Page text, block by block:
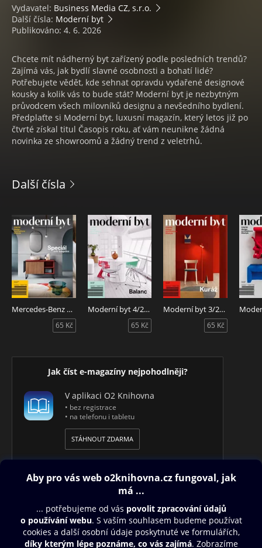
Vydavatel: Business Media CZ, s.r.o.
Další čísla: Moderní byt
Publikováno: 4. 6. 2026
Chcete mít nádherný byt zařízený podle posledních trendů?
Zajímá vás, jak bydlí slavné osobnosti a bohatí lidé?
Potřebujete vědět, kde sehnat opravdu vydařené designové
kousky a kolik vás to bude stát? Moderní byt je nezbytným
průvodcem všech milovníků designu a nevšedního bydlení.
Předplaťte si Moderní byt, luxusní magazín, který letos již po
čtvrté získal titul Časopis roku, ať vám neunikne žádná
novinka ze showroomů a žádný trend z veletrhů.
Další čísla
Mercedes-Benz magazín 6/2026
65 Kč
Moderní byt 4/2026
65 Kč
Moderní byt 3/2026
65 Kč
Jak číst e-magazíny nejpohodlněji?
V aplikaci O2 Knihovna
• bez registrace
• na telefonu i tabletu
STÁHNOUT ZDARMA
Obsah ke stažení
Moje O2 Knihovna